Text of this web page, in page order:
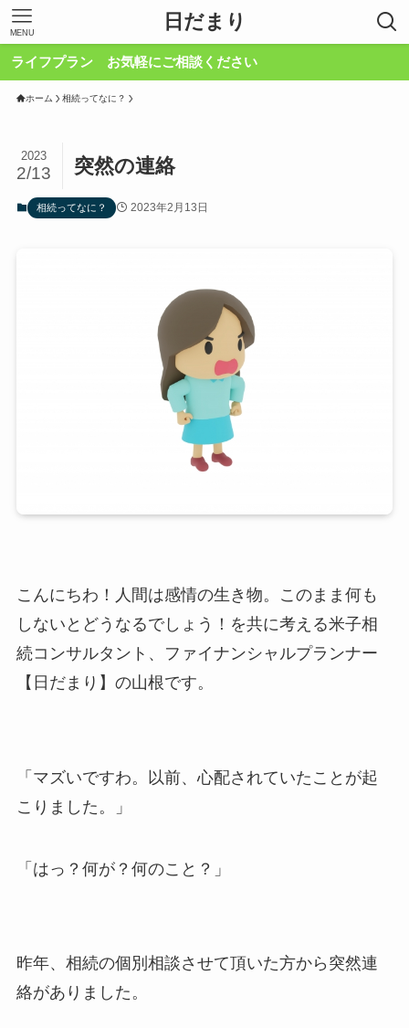
日だまり
MENU
プラン お気軽にご相談ください
ホーム 相続ってなに？
突然の連絡
2023
2/13
相続ってなに？ 2023年2月13日
こんにちわ！人間は感情の生き物。このまま何も
しないとどうなるでしょう！を共に考える米子相
続コンサルタント、ファイナンシャルプランナー
【日だまり】の山根です。
「マズいですわ。以前、心配されていたことが起
こりました。」
「はっ？何が？何のこと？」
昨年、相続の個別相談させて頂いた方から突然連
絡がありました。